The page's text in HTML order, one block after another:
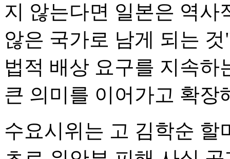
지 않는다면 일본은 역사
않은 국가로 남게 되는
법적 배상 요구를 지속
큰 의미를 이어가고 확장
수요시위는 고 김학순 할